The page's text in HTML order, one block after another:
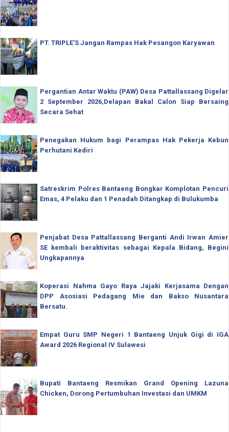
PT. TRIPLE'S Jangan Rampas Hak Pesangon Karyawan
Pergantian Antar Waktu (PAW) Desa Pattallassang Digelar
2 September 2026,Delapan Bakal Calon Siap Bersaing
Secara Sehat
Penegakan Hukum bagi Perampas Hak Pekerja Kebun
Perhutani Kediri
Satreskrim Polres Bantaeng Bongkar Komplotan Pencuri
Emas, 4 Pelaku dan 1 Penadah Ditangkap di Bulukumba
Penjabat Desa Pattallassang Berganti Andi Irwan Amier
SE kembali beraktivitas sebagai Kepala Bidang, Begini
Ungkapannya
Koperasi Nahma Gayo Raya Jajaki Kerjasama Dengan
DPP Asosiasi Pedagang Mie dan Bakso Nusantara
Bersatu.
Empat Guru SMP Negeri 1 Bantaeng Unjuk Gigi di IGA
Award 2026 Regional IV Sulawesi
Bupati Bantaeng Resmikan Grand Opening Lazuna
Chicken, Dorong Pertumbuhan Investasi dan UMKM